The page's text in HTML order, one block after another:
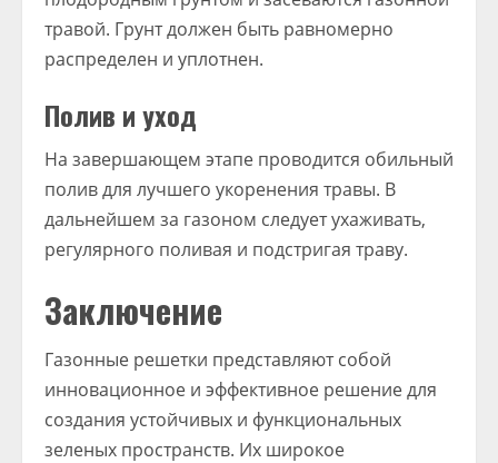
травой. Грунт должен быть равномерно
распределен и уплотнен.
Полив и уход
На завершающем этапе проводится обильный
полив для лучшего укоренения травы. В
дальнейшем за газоном следует ухаживать,
регулярного поливая и подстригая траву.
Заключение
Газонные решетки представляют собой
инновационное и эффективное решение для
создания устойчивых и функциональных
зеленых пространств. Их широкое